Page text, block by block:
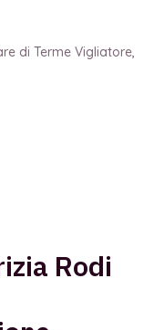
di Terme Vigliatore,
Rodi